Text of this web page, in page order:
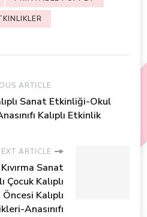
ARTICLE
Sanat Etkinliği-Okul
Kalıplı Etkinlik
ARTICLE
Sanat
Çocuk Kalıplı
Kalıplı
Anasınıfı